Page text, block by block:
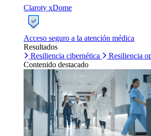
Claroty xDome
Acceso seguro a la atención médica
Resultados
Resiliencia cibernética
Resiliencia
Contenido destacado